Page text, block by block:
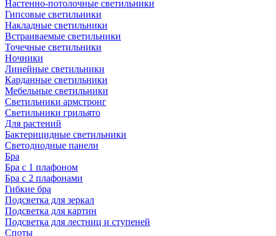
Настенно-потолочные светильники
Гипсовые светильники
Накладные светильники
Встраиваемые светильники
Точечные светильники
Ночники
Линейные светильники
Карданные светильники
Мебельные светильники
Светильники армстронг
Светильники грильято
Для растений
Бактерицидные светильники
Светодиодные панели
Бра
Бра с 1 плафоном
Бра с 2 плафонами
Гибкие бра
Подсветка для зеркал
Подсветка для картин
Подсветка для лестниц и ступеней
Споты